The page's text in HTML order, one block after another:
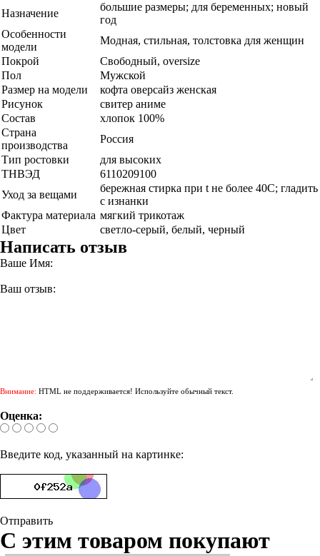
Назначение
большие размеры; для беременных; новый
год
Особенности
модели
Модная, стильная, толстовка для женщин
Покрой
Свободный, oversize
Пол
Мужской
Размер на модели
кофта оверсайз женская
Рисунок
свитер аниме
Состав
хлопок 100%
Страна
производства
Россия
Тип ростовки
для высоких
ТНВЭД
6110209100
Уход за вещами
бережная стирка при t не более 40С; гладить
с изнанки
Фактура материала мягкий трикотаж
Цвет
светло-серый, белый, черный
Написать отзыв
Ваше Имя:
Ваш отзыв:
Внимание: HTML не поддерживается! Используйте обычный текст.
Оценка:
Введите код, указанный на картинке:
Отправить
С этим товаром покупают